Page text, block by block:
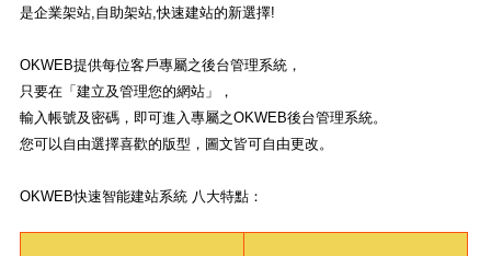
是企業架站,自助架站,快速建站的新選擇!
OKWEB提供每位客戶專屬之後台管理系統，
只要在「建立及管理您的網站」，
輸入帳號及密碼，即可進入專屬之OKWEB後台管理系統。
您可以自由選擇喜歡的版型，圖文皆可自由更改。
OKWEB快速智能建站系統 八大特點：